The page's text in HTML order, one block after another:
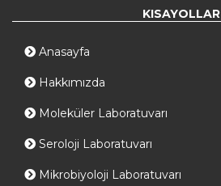
KISAYOLLAR
Anasayfa
Hakkımızda
Moleküler Laboratuvarı
Seroloji Laboratuvarı
Mikrobiyoloji Laboratuvarı